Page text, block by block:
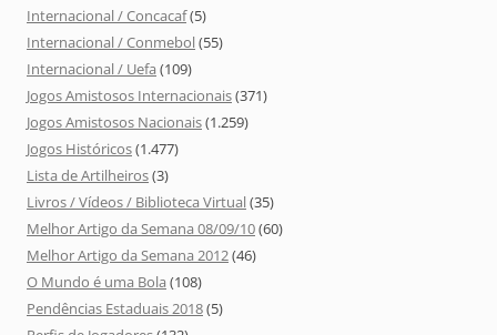
Internacional / Concacaf(5)
Internacional / Conmebol(55)
Internacional / Uefa (109)
Jogos Amistosos Internacionais(371)
Jogos Amistosos Nacionais(1.259)
Jogos Históricos(1.477)
Lista de Artilheiros(3)
Livros / Vídeos / Biblioteca Virtual(35)
Melhor Artigo da Semana 08/09/10(60)
Melhor Artigo da Semana 2012(46)
O Mundo é uma Bola (108)
Pendências Estaduais 2018(5)